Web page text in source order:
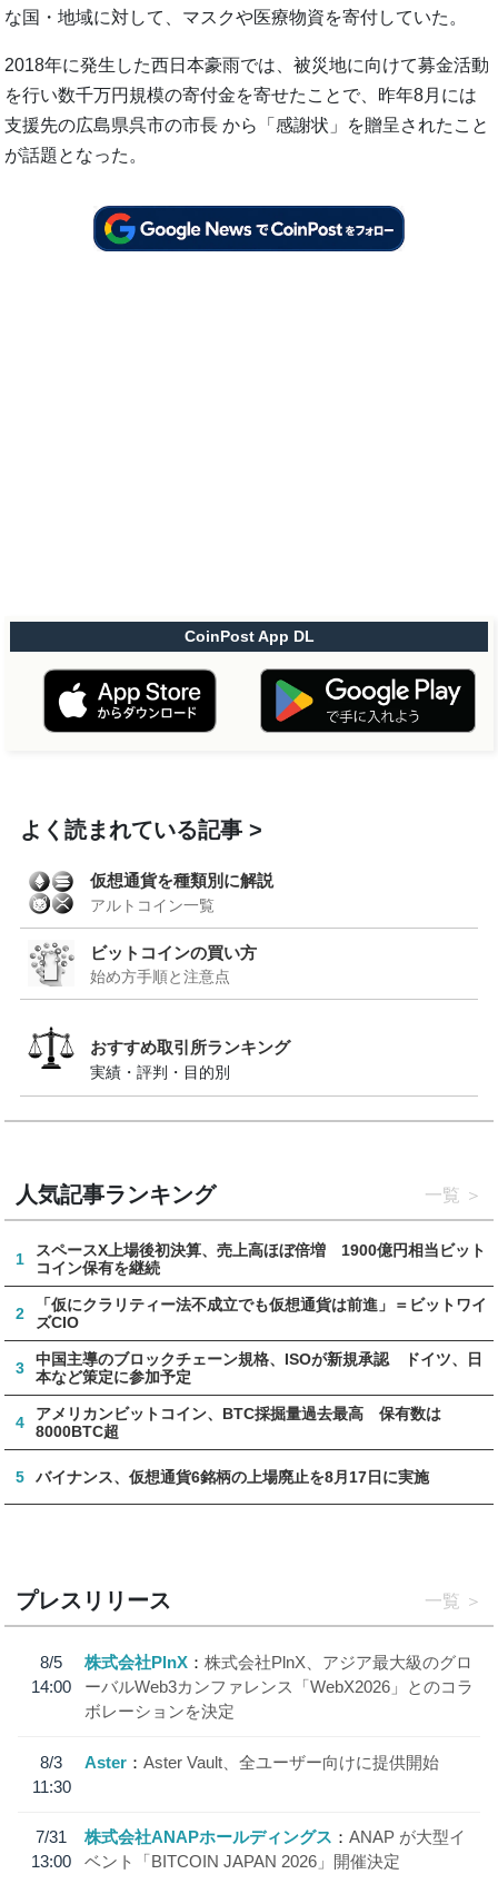
な国・地域に対して、マスクや医療物資を寄付していた。
2018年に発生した西日本豪雨では、被災地に向けて募金活動
を行い数千万円規模の寄付金を寄せたことで、昨年8月には
支援先の広島県呉市の市長 から「感謝状」を贈呈されたこと
が話題となった。
CoinPost App DL
よく読まれている記事
仮想通貨を種類別に解説
アルトコイン一覧
ビットコインの買い方
始め方手順と注意点
おすすめ取引所ランキング
実績・評判・目的別
人気記事ランキング 一覧
1
スペースX上場後初決算、売上高ほぼ倍増 1900億円相当ビット
コイン保有を継続
2
「仮にクラリティー法不成立でも仮想通貨は前進」＝ビットワイ
ズCIO
3
中国主導のブロックチェーン規格、ISOが新規承認 ドイツ、日
本など策定に参加予定
4
アメリカンビットコイン、BTC採掘量過去最高 保有数は
8000BTC超
5 バイナンス、仮想通貨6銘柄の上場廃止を8月17日に実施
プレスリリース 一覧
8/5
14:00
株式会社PlnX
株式会社PlnX、アジア最大級のグロ
ーバルWeb3カンファレンス「WebX2026」とのコラ
ボレーションを決定
8/3
11:30
Aster Aster Vault、全ユーザー向けに提供開始
7/31
13:00
株式会社ANAPホールディングス
ANAP が大型イ
ベント「BITCOIN JAPAN 2026」開催決定